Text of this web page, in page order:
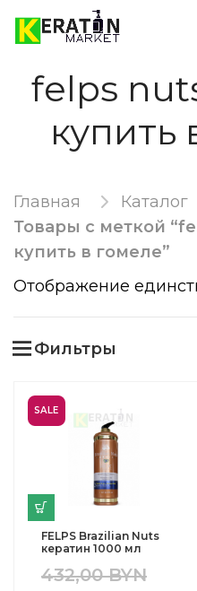
felps
купить
Главная
Каталог
Товары с меткой
купить в гомеле”
Отображение
Фильтры
SALE
FELPS Brazilian Nuts
кератин 1000 мл
432,00BYN